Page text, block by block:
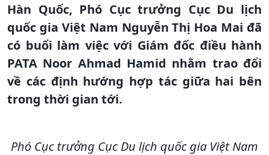
Hàn Quốc, Phó Cục trưởng Cục Du lịch
quốc gia Việt Nam Nguyễn Thị Hoa Mai đã
có buổi làm việc với Giám đốc điều hành
PATA Noor Ahmad Hamid nhằm trao đổi
về các định hướng hợp tác giữa hai bên
trong thời gian tới.
Phó Cục trưởng Cục Du lịch quốc gia Việt Nam